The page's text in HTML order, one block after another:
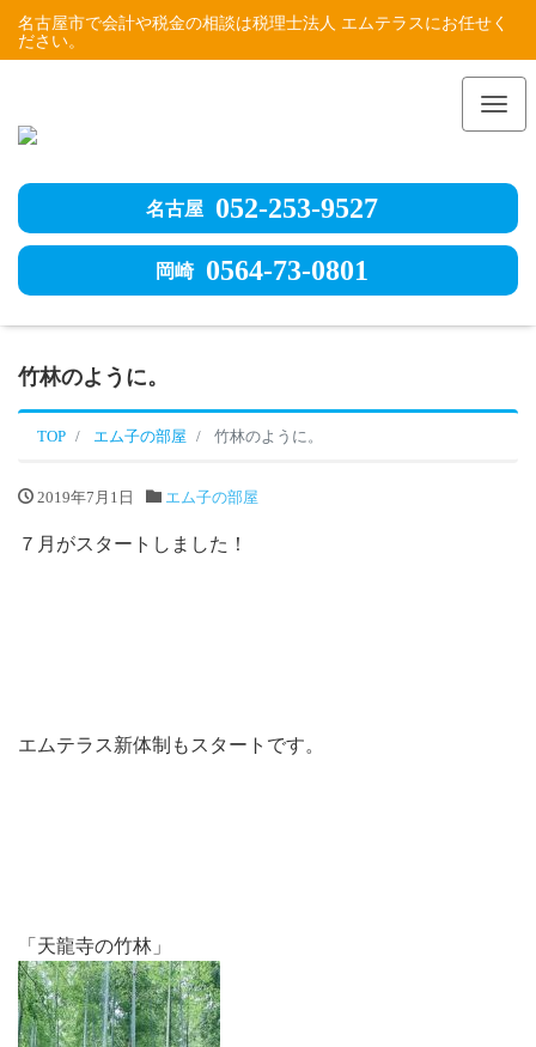
名古屋市で会計や税金の相談は税理士法人 エムテラスにお任せく
ださい。
名古屋 052-253-9527
岡崎 0564-73-0801
竹林のように。
TOP エム子の部屋 竹林のように。
2019年7月1日 エム子の部屋
７月がスタートしました！
エムテラス新体制もスタートです。
「天龍寺の竹林」